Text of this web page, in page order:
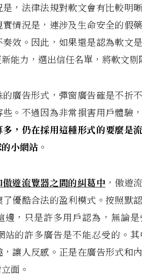
，法律法規對軟文會有比較明
情況是，連涉及生命安全的假
效。因此，如果還是認為軟文
能力，選出信任名單，將軟文剔
廣告形式，彈窗廣告確是不折
。不過因為非常損害用戶體驗
，仍在採用這種形式的要麼是
小網站 。
遊流覽器之間的糾葛中，傲遊
優酷合法的盈利模式。按照默
邊，只是許多用戶認為，無論
站的許多廣告是不能忍受的。
讓人反感。正是在廣告形式和
面。